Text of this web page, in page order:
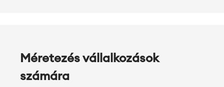
Méretezés vállalkozások
számára